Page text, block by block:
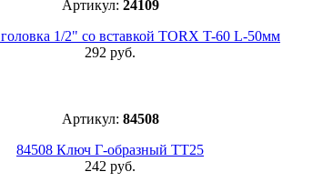
Артикул: 24109
1/2" со вставкой TORX T-60 L-50мм
292 руб.
Артикул: 84508
84508 Ключ Г-образный ТТ25
242 руб.